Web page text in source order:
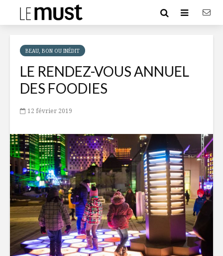
BEAU, BON OU INÉDIT
LE RENDEZ-VOUS ANNUEL
DES FOODIES
12 février 2019
5 terrasses au
10